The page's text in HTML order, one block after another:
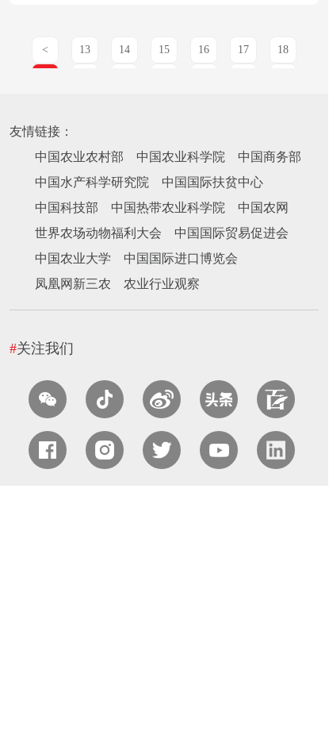
< 13 14 15 16 17 18
友情链接：
中国农业农村部
中国农业科学院
中国商务部
中国水产科学研究院
中国国际扶贫中心
中国科技部
中国热带农业科学院
中国农网
世界农场动物福利大会
中国国际贸易促进会
中国农业大学
中国国际进口博览会
凤凰网新三农
农业行业观察
#关注我们